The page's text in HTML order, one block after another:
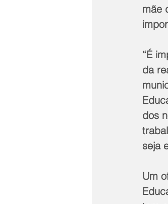
mãe
“É
da
dos
seja
Um